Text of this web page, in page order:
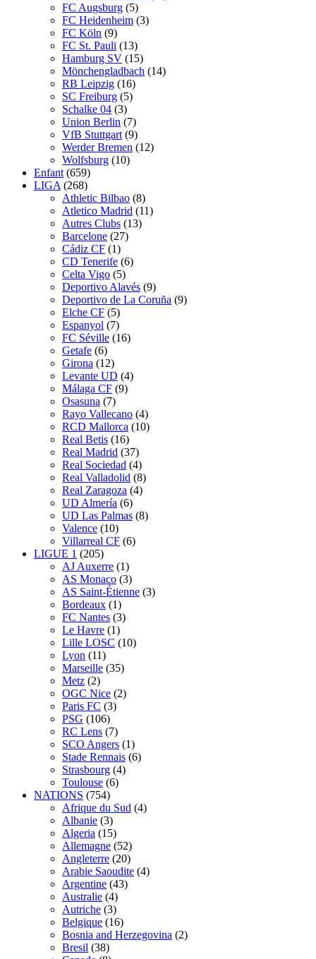
FC Augsburg (5)
FC Heidenheim (3)
FC Köln (9)
FC St. Pauli (13)
Hamburg SV (15)
Mönchengladbach (14)
RB Leipzig (16)
SC Freiburg (5)
Schalke 04 (3)
Union Berlin (7)
VfB Stuttgart (9)
Werder Bremen (12)
Wolfsburg (10)
Enfant (659)
LIGA (268)
Athletic Bilbao (8)
Atletico Madrid (11)
Autres Clubs (13)
Barcelone (27)
Cádiz CF (1)
CD Tenerife (6)
Celta Vigo (5)
Deportivo Alavés (9)
Deportivo de La Coruña (9)
Elche CF (5)
Espanyol (7)
FC Séville (16)
Getafe (6)
Girona (12)
Levante UD (4)
Málaga CF (9)
Osasuna (7)
Rayo Vallecano (4)
RCD Mallorca (10)
Real Betis (16)
Real Madrid (37)
Real Sociedad (4)
Real Valladolid (8)
Real Zaragoza (4)
UD Almería (6)
UD Las Palmas (8)
Valence (10)
Villarreal CF (6)
LIGUE 1 (205)
AJ Auxerre (1)
AS Monaco (3)
AS Saint-Étienne (3)
Bordeaux (1)
FC Nantes (3)
Le Havre (1)
Lille LOSC (10)
Lyon (11)
Marseille (35)
Metz (2)
OGC Nice (2)
Paris FC (3)
PSG (106)
RC Lens (7)
SCO Angers (1)
Stade Rennais (6)
Strasbourg (4)
Toulouse (6)
NATIONS (754)
Afrique du Sud (4)
Albanie (3)
Algeria (15)
Allemagne (52)
Angleterre (20)
Arabie Saoudite (4)
Argentine (43)
Australie (4)
Autriche (3)
Belgique (16)
Bosnia and Herzegovina (2)
Bresil (38)